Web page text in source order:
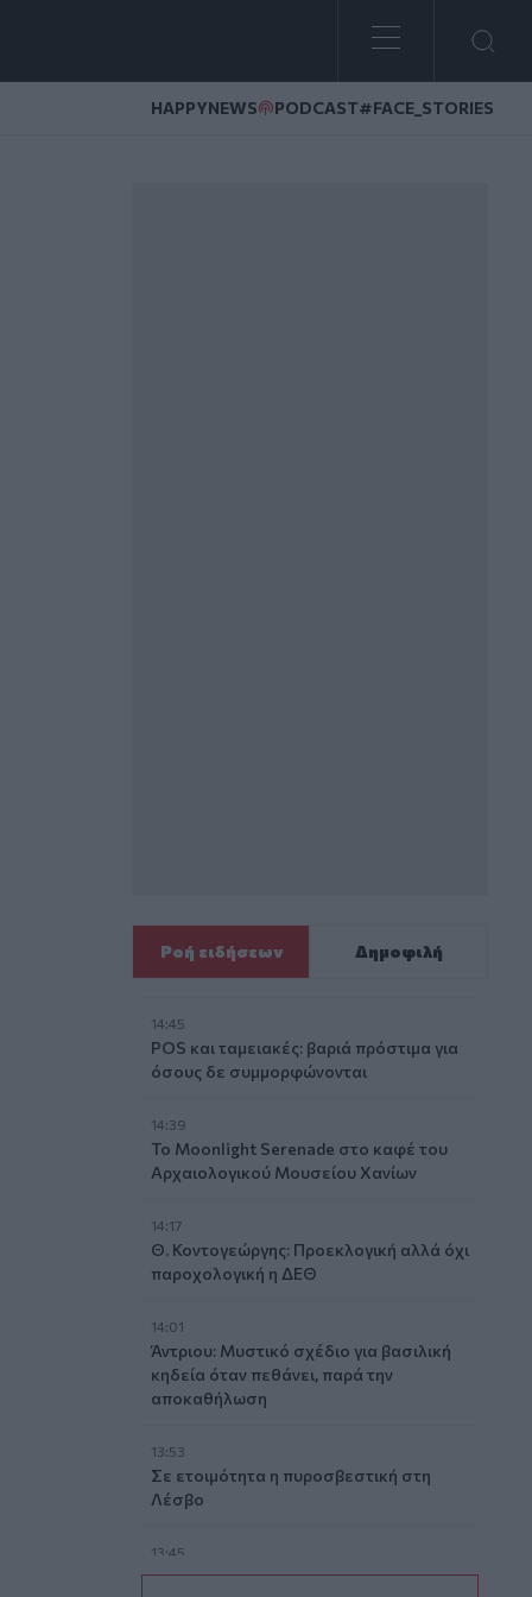
HAPPYNEWS PODCAST#FACE_STORIES
Ροή ειδήσεων Δημοφιλή
14:45
POS και ταμειακές: βαριά πρόστιμα για
όσους δε συμμορφώνονται
14:39
To Moonlight Serenade στο καφέ του
Αρχαιολογικού Μουσείου Χανίων
14:17
Θ. Κοντογεώργης: Προεκλογική αλλά όχι
παροχολογική η ΔΕΘ
14:01
Άντριου: Μυστικό σχέδιο για βασιλική
κηδεία όταν πεθάνει, παρά την
αποκαθήλωση
13:53
Σε ετοιμότητα η πυροσβεστική στη
Λέσβο
13:45
Κρήτη: Και την Δευτέρα (10/08) πολύ